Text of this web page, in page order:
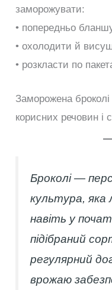
заморожувати:
• попередньо
• охолодити й
• розкласти по
Заморожена броколі
корисних речовин і
Броколі —
культура, яка
навіть у
підібраний
регулярний
врожаю